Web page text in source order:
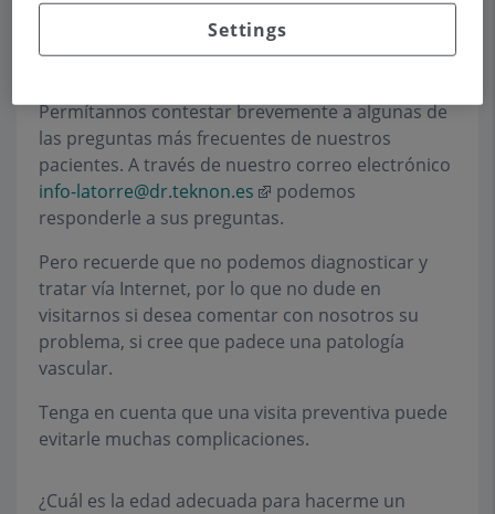
Preguntas más frecuentes
Permítannos contestar brevemente a algunas de
las preguntas más frecuentes de nuestros
pacientes. A través de nuestro correo electrónico
info-latorre@dr.teknon.es
podemos
responderle a sus preguntas.
Pero recuerde que no podemos diagnosticar y
tratar vía Internet, por lo que no dude en
visitarnos si desea comentar con nosotros su
problema, si cree que padece una patología
vascular.
Tenga en cuenta que una visita preventiva puede
evitarle muchas complicaciones.
¿Cuál es la edad adecuada para hacerme un
Settings